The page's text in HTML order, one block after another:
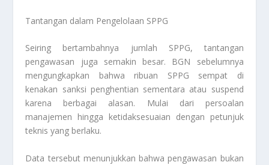
Tantangan dalam Pengelolaan SPPG
Seiring bertambahnya jumlah SPPG, tantangan
pengawasan juga semakin besar. BGN sebelumnya
mengungkapkan bahwa ribuan SPPG sempat di
kenakan sanksi penghentian sementara atau suspend
karena berbagai alasan. Mulai dari persoalan
manajemen hingga ketidaksesuaian dengan petunjuk
teknis yang berlaku.
Data tersebut menunjukkan bahwa pengawasan bukan